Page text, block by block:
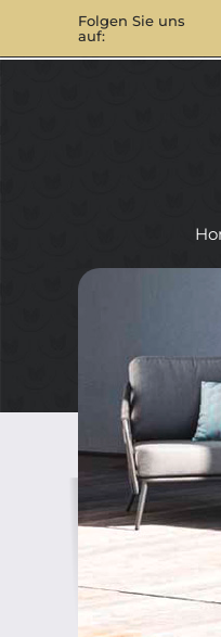
Folgen Sie uns
auf: